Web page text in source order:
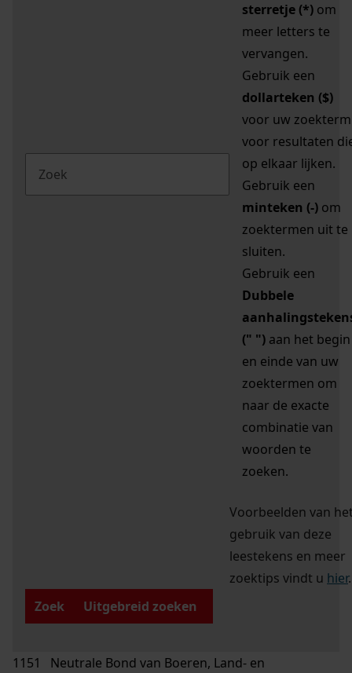
sterretje (*) om
meer letters te
vervangen.
Gebruik een
dollarteken ($)
voor uw zoekterm
voor resultaten
op elkaar lijken.
Gebruik een
minteken (-) om
zoektermen uit te
sluiten.
Gebruik een
Dubbele
(" ") aan het begin
en einde van uw
zoektermen om
naar de exacte
combinatie van
woorden te
zoeken.
Voorbeelden van
gebruik van deze
leestekens en meer
zoektips vindt u hier.
Zoek
Uitgebreid zoeken
1151 Neutrale Bond van Boeren, Land- en